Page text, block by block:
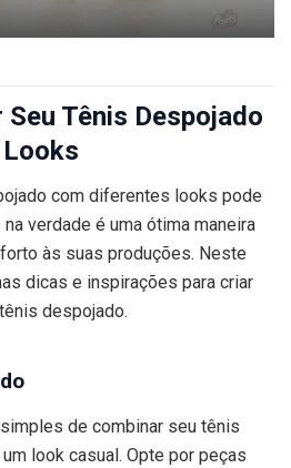
Seu Tênis Despojado
com diferentes looks pode
verdade é uma ótima maneira
às suas produções. Neste
dicas e inspirações para criar
despojado.
de combinar seu tênis
look casual. Opte por peças